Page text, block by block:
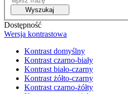
Wyszukaj
Dostępność
Wersja kontrastowa
Kontrast domyślny
Kontrast czarno-biały
Kontrast biało-czarny
Kontrast żółto-czarny
Kontrast czarno-żółty